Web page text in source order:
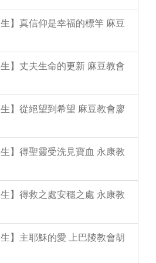
】真信仰是幸福的標竿 麻豆
】丈夫生命的更新 麻豆教會
】從絕望到希望 麻豆教會廖
】得聖靈受洗見寶血 永康教
】得救之處安穩之處 永康教
】主耶穌的愛 上巴陵教會胡